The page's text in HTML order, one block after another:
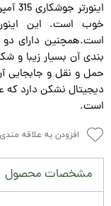
خوب است. این
بندی آن بسیار زیبا
حمل و نقل و جابجایی
دیجیتال نشکن دارد که
است.
افزودن به علاقه
مشخصات محصول